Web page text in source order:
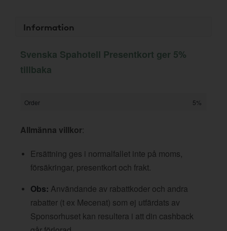
Information
Svenska Spahotell Presentkort ger 5%
tillbaka
Order 5%
Allmänna villkor:
Ersättning ges i normalfallet inte på moms,
försäkringar, presentkort och frakt.
Obs: Användande av rabattkoder och andra
rabatter (t ex Mecenat) som ej utfärdats av
Sponsorhuset kan resultera i att din cashback